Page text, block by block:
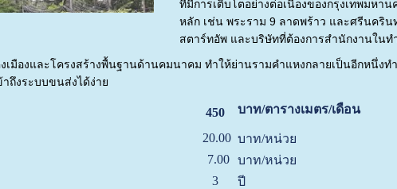
ที่มีการเติบโตอย่างต่อเนื่องของกรุงเทพมห
หลัก เช่น พระราม 9 ลาดพร้าว และศรีนคริ
สตาร์ทอัพ และบริษัทที่ต้องการสำนักงานในท
เมืองและโครงสร้างพื้นฐานด้านคมนาคม ทำให้ย่านรามคำแหงกลายเป็นอีกหนึ่ง
าถึงระบบขนส่งได้ง่าย
450 บาท/ตารางเมตร/เดือน
20.00 บาท/หน่วย
7.00 บาท/หน่วย
3
ปี